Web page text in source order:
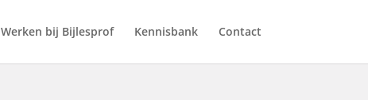
Werken bij Bijlesprof Kennisbank Contact